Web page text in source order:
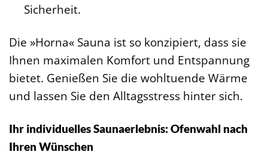
Sicherheit.
Die »Horna« Sauna ist so konzipiert, dass sie
Ihnen maximalen Komfort und Entspannung
bietet. Genießen Sie die wohltuende Wärme
und lassen Sie den Alltagsstress hinter sich.
Ihr individuelles Saunaerlebnis: Ofenwahl nach
Ihren Wünschen